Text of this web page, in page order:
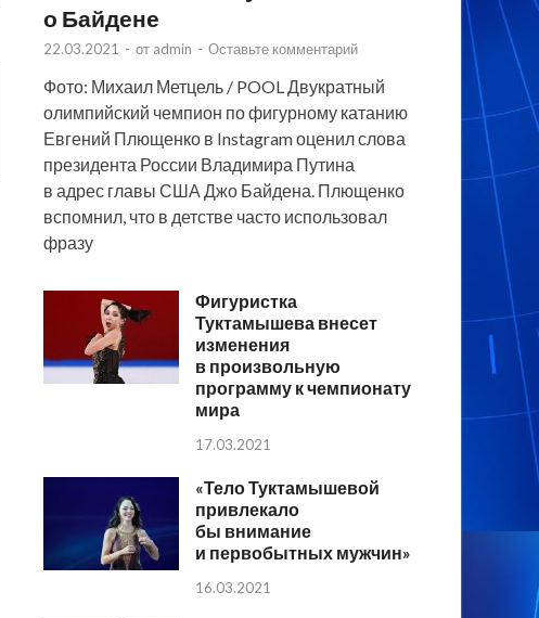
о Байдене
22.03.2021 - от admin - Оставьте комментарий
Фото: Михаил Метцель / POOL Двукратный
олимпийский чемпион по фигурному катанию
Евгений Плющенко в Instagram оценил слова
президента России Владимира Путина
в адрес главы США Джо Байдена. Плющенко
вспомнил, что в детстве часто использовал
фразу
Фигуристка
Туктамышева внесет
изменения
в произвольную
программу к чемпионату
мира
17.03.2021
«Тело Туктамышевой
привлекало
бы внимание
и первобытных мужчин»
16.03.2021